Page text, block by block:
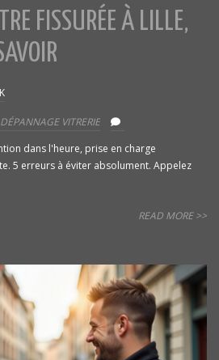
FISSURÉE À LILLE,
DÉPANNAGE VITRERIE
dans l'heure, prise en charge
5 erreurs à éviter absolument. Appelez
READ MORE >>